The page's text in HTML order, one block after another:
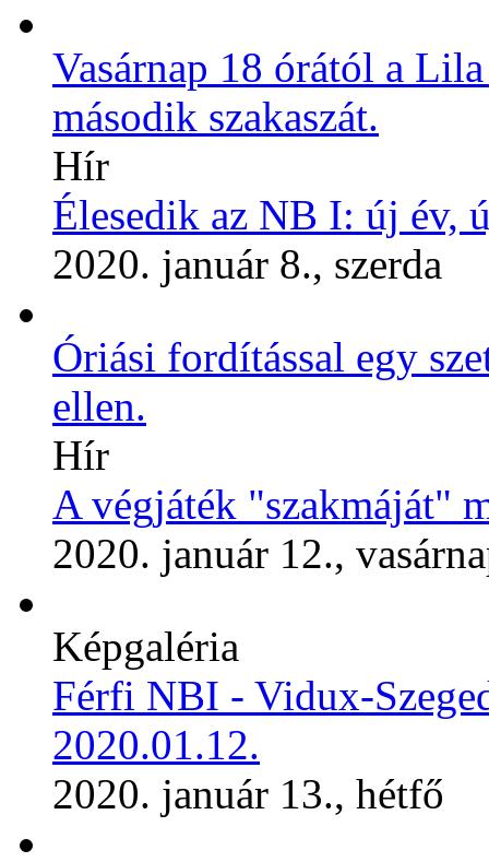
Vasárnap 18 órától a
második szakaszát.
Hír
Élesedik az NB I: új év,
2020. január 8., szerda
Óriási fordítással egy
ellen.
Hír
A végjáték "szakmáját"
2020. január 12.,
Képgaléria
Férfi NBI - Vidux-
2020.01.12.
2020. január 13., hétfő